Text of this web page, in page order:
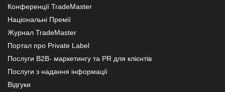
Конференції TradeMaster
Національні Премії
Журнал TradeMaster
Портал про Private Label
Послуги В2В- маркетингу та PR для клієнтів
Послуги з надання інформації
Відгуки